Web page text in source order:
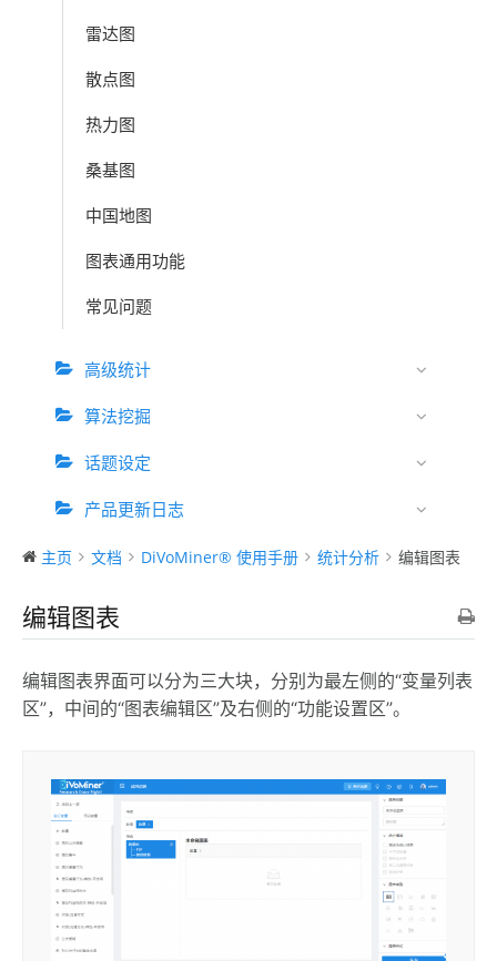
雷达图
散点图
热力图
桑基图
中国地图
图表通用功能
常见问题
高级统计
算法挖掘
话题设定
产品更新日志
主页 文档 DiVoMiner® 使用手册 统计分析 编辑图表
编辑图表
编辑图表界面可以分为三大块，分别为最左侧的“变量列表
区”，中间的“图表编辑区”及右侧的“功能设置区”。